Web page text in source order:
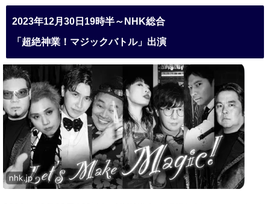
2023年12月30日19時半～NHK総合
「超絶神業！マジックバトル」出演